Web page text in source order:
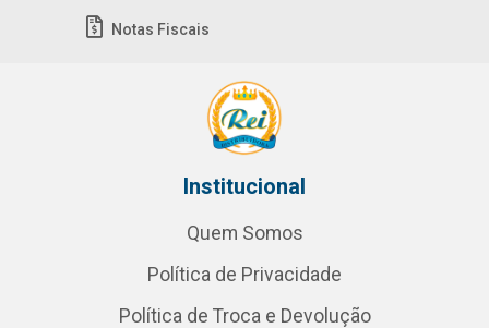
Notas Fiscais
Institucional
Quem Somos
Política de Privacidade
Política de Troca e Devolução